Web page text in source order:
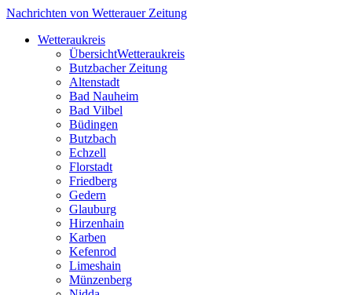
Nachrichten von Wetterauer Zeitung
Wetteraukreis
ÜbersichtWetteraukreis
Butzbacher Zeitung
Altenstadt
Bad Nauheim
Bad Vilbel
Büdingen
Butzbach
Echzell
Florstadt
Friedberg
Gedern
Glauburg
Hirzenhain
Karben
Kefenrod
Limeshain
Münzenberg